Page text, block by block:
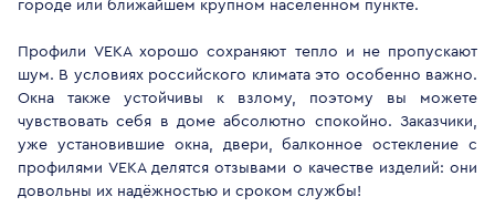
городе или ближайшем крупном населенном пункте.
Профили VEKA хорошо сохраняют тепло и не пропускают
шум. В условиях российского климата это особенно важно.
Окна также устойчивы к взлому, поэтому вы можете
чувствовать себя в доме абсолютно спокойно. Заказчики,
уже установившие окна, двери, балконное остекление с
профилями VEKA делятся отзывами о качестве изделий: они
довольны их надёжностью и сроком службы!